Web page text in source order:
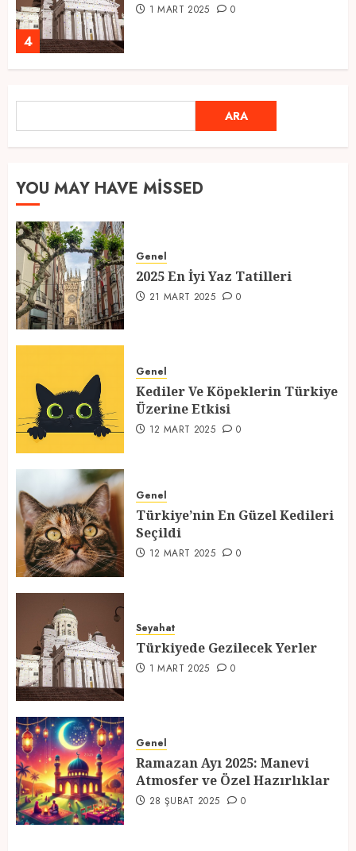
4
1 MART 2025 0
Ramazan Ayı 2025: Manevi
Atmosfer ve Özel Hazırlıklar
1
21 MART 2025
2
Üzerine Etkisi
12 MART 2025 0
3
Seçildi
12 MART 2025 0
4
1 MART 2025
5
Atmosfer ve Özel Hazırlıklar
28 ŞUBAT 2025 0
ARA
YOU MAY HAVE MISSED
Genel
2025 En İyi Yaz Tatilleri
21 MART 2025 0
Genel
Kediler Ve Köpeklerin Türkiye
Üzerine Etkisi
12 MART 2025 0
Genel
Türkiye’nin En Güzel Kedileri
Seçildi
12 MART 2025 0
Seyahat
Türkiyede Gezilecek Yerler
1 MART 2025 0
Genel
Ramazan Ayı 2025: Manevi
Atmosfer ve Özel Hazırlıklar
28 ŞUBAT 2025 0